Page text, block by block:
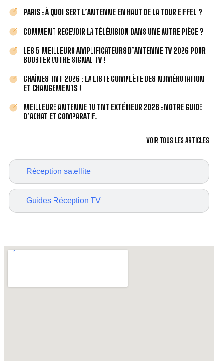
Réception satellite
Guides Réception TV
PARIS : À QUOI SERT L’ANTENNE EN HAUT DE LA TOUR EIFFEL ?
COMMENT RECEVOIR LA TÉLÉVISION DANS UNE AUTRE PIÈCE ?
LES 5 MEILLEURS AMPLIFICATEURS D’ANTENNE TV 2026 POUR
BOOSTER VOTRE SIGNAL TV !
CHAÎNES TNT 2026 : LA LISTE COMPLÈTE DES NUMÉROTATION
ET CHANGEMENTS !
MEILLEURE ANTENNE TV TNT EXTÉRIEUR 2026 : NOTRE GUIDE
D’ACHAT ET COMPARATIF.
VOIR TOUS LES ARTICLES